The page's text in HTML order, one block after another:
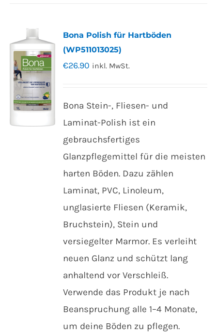
Bona Polish für Hartböden
(WP511013025)
€26.90 inkl. MwSt.
Bona Stein-, Fliesen- und
Laminat-Polish ist ein
gebrauchsfertiges
Glanzpflegemittel für die meisten
harten Böden. Dazu zählen
Laminat, PVC, Linoleum,
unglasierte Fliesen (Keramik,
Bruchstein), Stein und
versiegelter Marmor. Es verleiht
neuen Glanz und schützt lang
anhaltend vor Verschleiß.
Verwende das Produkt je nach
Beanspruchung alle 1–4 Monate,
um deine Böden zu pflegen.